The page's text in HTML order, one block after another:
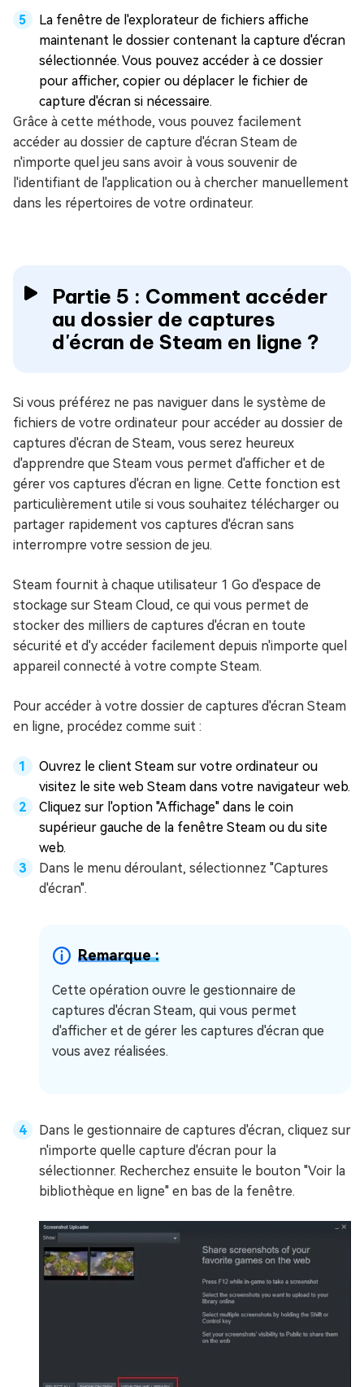
La fenêtre de l'explorateur de fichiers affiche
maintenant le dossier contenant la capture d'écran
sélectionnée. Vous pouvez accéder à ce dossier
pour afficher, copier ou déplacer le fichier de
capture d'écran si nécessaire.
Grâce à cette méthode, vous pouvez facilement
accéder au dossier de capture d'écran Steam de
n'importe quel jeu sans avoir à vous souvenir de
l'identifiant de l'application ou à chercher manuellement
dans les répertoires de votre ordinateur.
Partie 5 : Comment accéder
au dossier de captures
d'écran de Steam en ligne ?
Si vous préférez ne pas naviguer dans le système de
fichiers de votre ordinateur pour accéder au dossier de
captures d'écran de Steam, vous serez heureux
d'apprendre que Steam vous permet d'afficher et de
gérer vos captures d'écran en ligne. Cette fonction est
particulièrement utile si vous souhaitez télécharger ou
partager rapidement vos captures d'écran sans
interrompre votre session de jeu.
Steam fournit à chaque utilisateur 1 Go d'espace de
stockage sur Steam Cloud, ce qui vous permet de
stocker des milliers de captures d'écran en toute
sécurité et d'y accéder facilement depuis n'importe quel
appareil connecté à votre compte Steam.
Pour accéder à votre dossier de captures d'écran Steam
en ligne, procédez comme suit :
Ouvrez le client Steam sur votre ordinateur ou
visitez le site web Steam dans votre navigateur web.
Cliquez sur l'option "Affichage" dans le coin
supérieur gauche de la fenêtre Steam ou du site
web.
Dans le menu déroulant, sélectionnez "Captures
d'écran".
Remarque :
Cette opération ouvre le gestionnaire de
captures d'écran Steam, qui vous permet
d'afficher et de gérer les captures d'écran que
vous avez réalisées.
Dans le gestionnaire de captures d'écran, cliquez sur
n'importe quelle capture d'écran pour la
sélectionner. Recherchez ensuite le bouton "Voir la
bibliothèque en ligne" en bas de la fenêtre.